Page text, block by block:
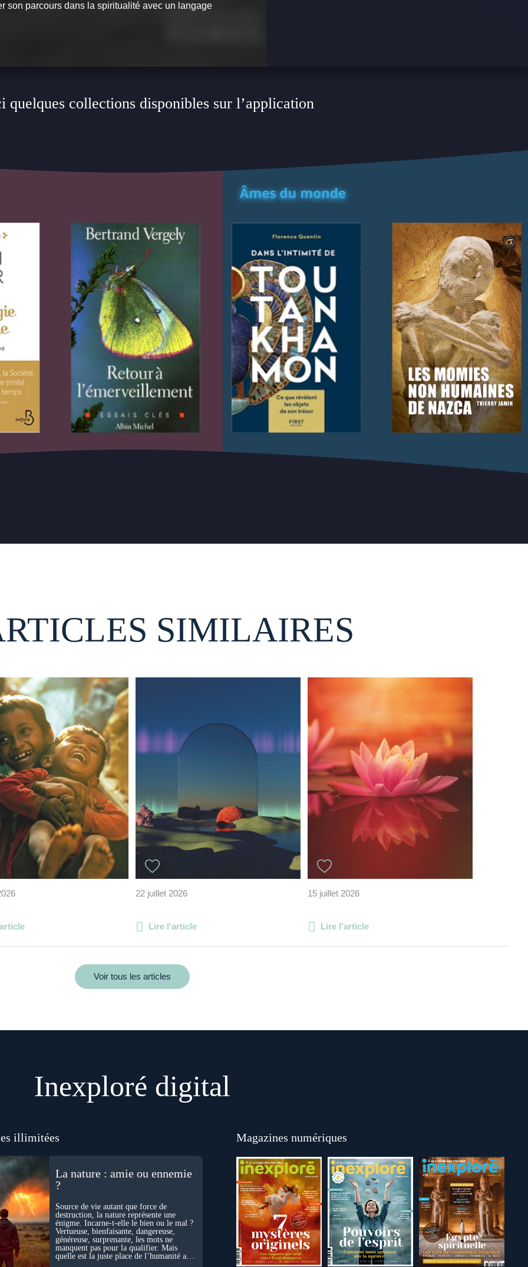
son parcours dans la spiritualité avec un langage
quelques collections disponibles sur l’application
SIMILAIRES
22 juillet 2026
Lire l'article
15 juillet 2026
Lire l'article
Voir tous les articles
Inexploré digital
illimitées
La nature : amie ou ennemie
?
Source de vie autant que force de
destruction, la nature représente une
énigme. Incarne-t-elle le bien ou le mal ?
Vertueuse, bienfaisante, dangereuse,
généreuse, surprenante, les mots ne
manquent pas pour la qualifier. Mais
quelle est la juste place de l’humanité au
Magazines numériques